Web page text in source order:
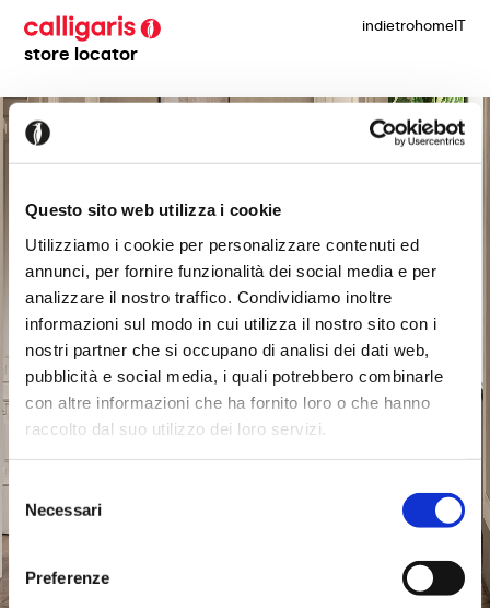
Questo sito web utilizza i cookie
Utilizziamo i cookie per personalizzare contenuti ed
annunci, per fornire funzionalità dei social media e per
analizzare il nostro traffico. Condividiamo inoltre
informazioni sul modo in cui utilizza il nostro sito con i
nostri partner che si occupano di analisi dei dati web,
pubblicità e social media, i quali potrebbero combinarle
con altre informazioni che ha fornito loro o che hanno
raccolto dal suo utilizzo dei loro servizi.
Selezione
del
consenso
Necessari
Preferenze
store locator
indietrohomeIT